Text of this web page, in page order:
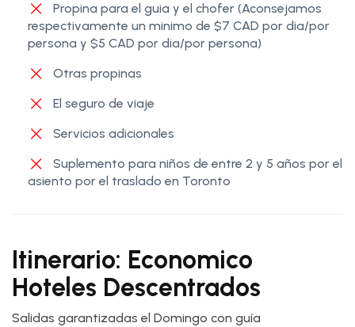
Propina para el guia y el chofer (Aconsejamos
respectivamente un minimo de $7 CAD por dia/por
persona y $5 CAD por dia/por persona)
Otras propinas
El seguro de viaje
Servicios adicionales
Suplemento para niños de entre 2 y 5 años por el
asiento por el traslado en Toronto
Itinerario: Economico
Hoteles Descentrados
Salidas garantizadas el Domingo con guía